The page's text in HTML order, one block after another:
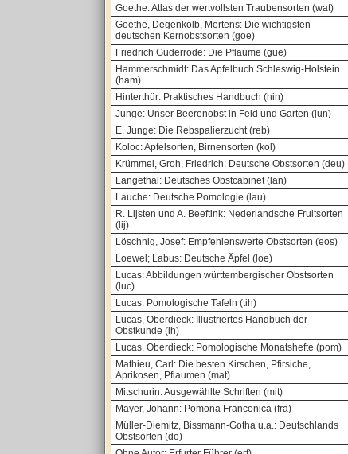
Goethe: Atlas der wertvollsten Traubensorten (wat)
Goethe, Degenkolb, Mertens: Die wichtigsten
deutschen Kernobstsorten (goe)
Friedrich Güderrode: Die Pflaume (gue)
Hammerschmidt: Das Apfelbuch Schleswig-Holstein
(ham)
Hinterthür: Praktisches Handbuch (hin)
Junge: Unser Beerenobst in Feld und Garten (jun)
E. Junge: Die Rebspalierzucht (reb)
Koloc: Apfelsorten, Birnensorten (kol)
Krümmel, Groh, Friedrich: Deutsche Obstsorten (deu)
Langethal: Deutsches Obstcabinet (lan)
Lauche: Deutsche Pomologie (lau)
R. Lijsten und A. Beeftink: Nederlandsche Fruitsorten
(lij)
Löschnig, Josef: Empfehlenswerte Obstsorten (eos)
Loewel; Labus: Deutsche Äpfel (loe)
Lucas: Abbildungen württembergischer Obstsorten
(luc)
Lucas: Pomologische Tafeln (tih)
Lucas, Oberdieck: Illustriertes Handbuch der
Obstkunde (ih)
Lucas, Oberdieck: Pomologische Monatshefte (pom)
Mathieu, Carl: Die besten Kirschen, Pfirsiche,
Aprikosen, Pflaumen (mat)
Mitschurin: Ausgewählte Schriften (mit)
Mayer, Johann: Pomona Franconica (fra)
Müller-Diemitz, Bissmann-Gotha u.a.: Deutschlands
Obstsorten (do)